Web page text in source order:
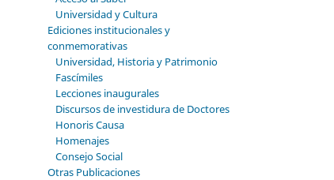
Universidad y Cultura
Ediciones institucionales y
conmemorativas
Universidad, Historia y Patrimonio
Fascímiles
Lecciones inaugurales
Discursos de investidura de Doctores
Honoris Causa
Homenajes
Consejo Social
Otras Publicaciones